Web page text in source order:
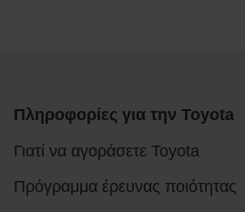
Πληροφορίες για την Toyota
Γιατί να αγοράσετε Toyota
Πρόγραμμα έρευνας ποιότητας